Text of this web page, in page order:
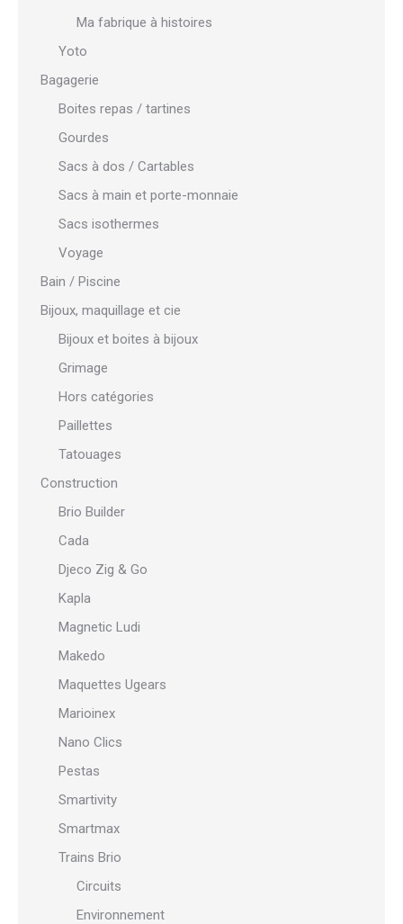
Ma fabrique à histoires
Yoto
Bagagerie
Boites repas / tartines
Gourdes
Sacs à dos / Cartables
Sacs à main et porte-monnaie
Sacs isothermes
Voyage
Bain / Piscine
Bijoux, maquillage et cie
Bijoux et boites à bijoux
Grimage
Hors catégories
Paillettes
Tatouages
Construction
Brio Builder
Cada
Djeco Zig & Go
Kapla
Magnetic Ludi
Makedo
Maquettes Ugears
Marioinex
Nano Clics
Pestas
Smartivity
Smartmax
Trains Brio
Circuits
Environnement